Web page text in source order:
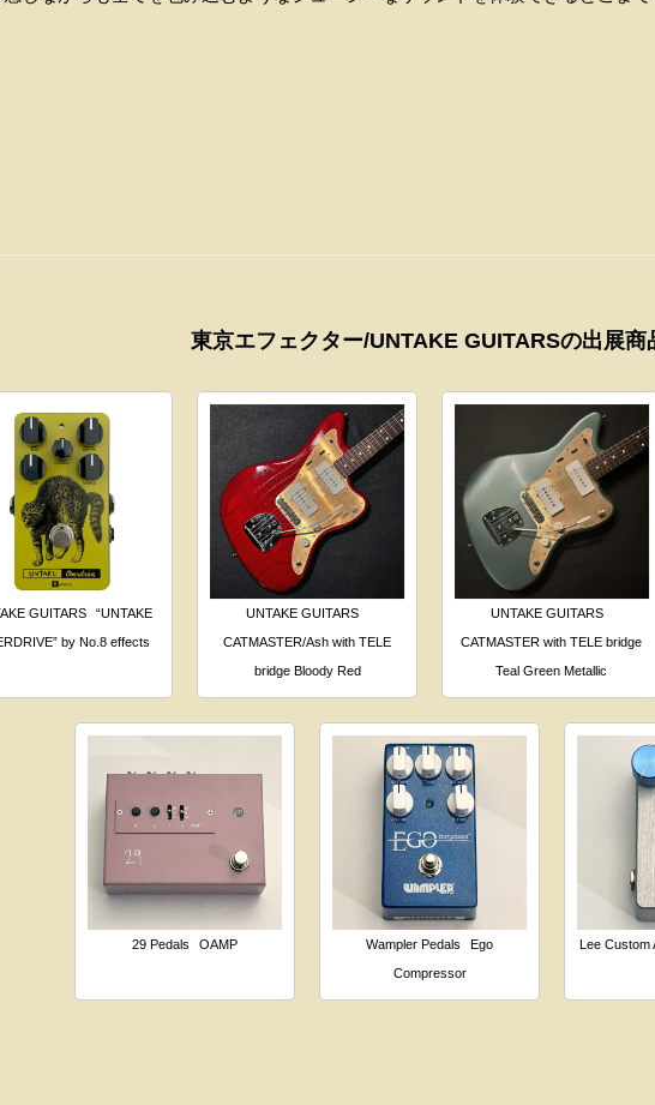
東京エフェクター/UNTAKE GUITARSの出展商
GUITARS
“UNTAKE
by No.8 effects
UNTAKE GUITARS
CATMASTER/Ash with TELE
bridge Bloody Red
UNTAKE GUITARS
CATMASTER with TELE bridge
Teal Green Metallic
29 Pedals OAMP Wampler Pedals
Ego
Compressor
Lee Custom